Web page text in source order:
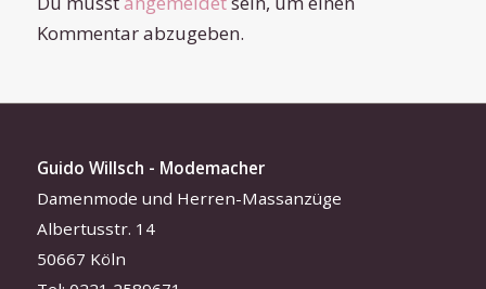
Kommentar abzugeben.
Guido Willsch - Modemacher
Damenmode und Herren-Massanzüge
Albertusstr. 14
50667 Köln